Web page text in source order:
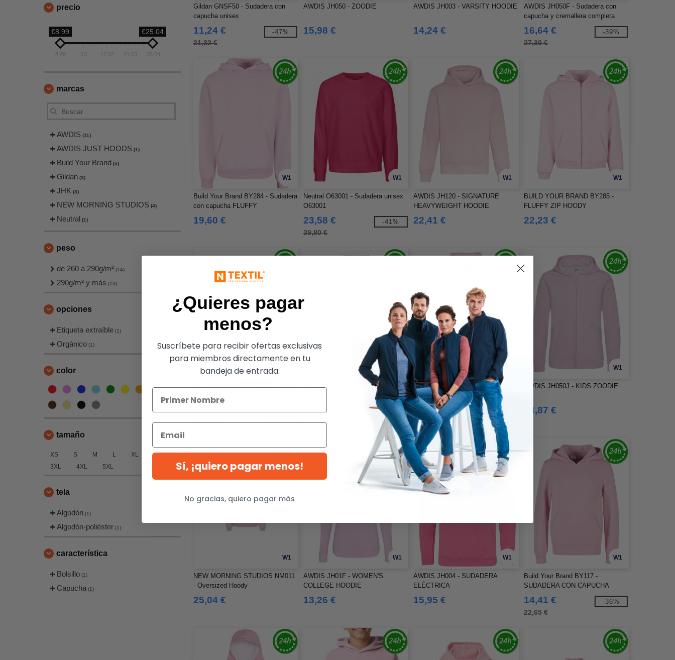
precio
€8.99 €25.04
13 21.03 25.04
marcas
AWDIS (11)
AWDIS JUST HOODS (1)
Build Your Brand (5)
Gildan (3)
JHK (3)
NEW MORNING STUDIOS (4)
Neutral (1)
peso
de 260 a 290g/m² (14)
290g/m² y más (13)
opciones
Etiqueta extraíble (1)
Orgánico (1)
color
tamaño
XS S M L XL
2XL
3XL
4XL 5XL
tela
Algodón (1)
Algodón-poliéster (1)
característica
Bolsillo (1)
Capucha (1)
Gildan GNSF50 - Sudadera con
capucha unisex
11,24 €
21,32 €
-47%
AWDIS JH050 - ZOODIE
15,98 €
AWDIS JH003 - VARSITY HOODIE
14,24 €
AWDIS JH050F - Sudadera con
capucha y cremallera completa
16,64 €
27,30 €
-39%
W1
Build Your Brand BY284 - Sudadera
con capucha FLUFFY
19,60 €
W1
Neutral O63001 - Sudadera unisex
O63001
23,58 €
39,80 €
-41%
W1
AWDIS JH120 - SIGNATURE
HEAVYWEIGHT HOODIE
22,41 €
W1
BUILD YOUR BRAND BY285 -
FLUFFY ZIP HOODY
22,23 €
Build Your Brand BY212 - SUÉTER
DE CUELLO REDONDO
OVERSIZED PARA DAMAS
17,04 €
27,61 €
-38%
W1
AWDIS JH030 - AWDIS SWEAT
9,39 €
W1
NEW MORNING STUDIOS NM010
- Basic Hoody
22,39 €
W1
AWDIS JH050J - KIDS ZOODIE
13,87 €
W1
NEW MORNING STUDIOS NM011
- Oversized Hoody
25,04 €
W1
AWDIS JH01F - WOMEN'S
COLLEGE HOODIE
13,26 €
W1
AWDIS JH004 - SUDADERA
ELÉCTRICA
15,95 €
W1
Build Your Brand BY117 -
SUDADERA CON CAPUCHA
BÁSICA PARA NIÑOS
14,41 €
22,65 €
-36%
¿Quieres pagar
menos?
Suscríbete para recibir ofertas exclusivas
para miembros directamente en tu
bandeja de entrada.
Sí, ¡quiero pagar menos!
No gracias, quiero pagar más